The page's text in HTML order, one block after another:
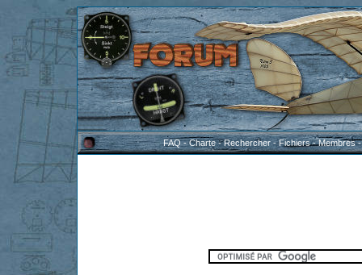
FAQ-Charte-Rechercher-Fichiers-Membres